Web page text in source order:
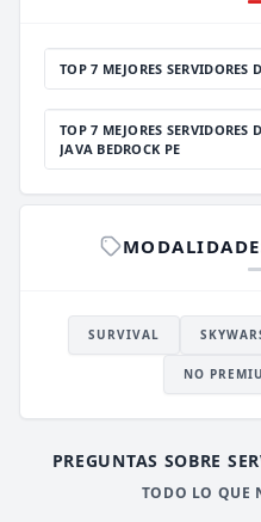
TOP 7 MEJORES SERVIDORES
TOP 7 MEJORES
JAVA BEDROCK PE
SURVIVAL
NO
PREGUNTAS SOBRE
TODO LO QUE